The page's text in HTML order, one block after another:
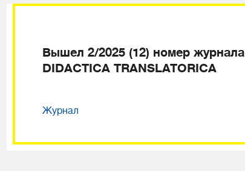
Вышел 2/2025 (12) номер журнала
DIDACTICA TRANSLATORICA
Журнал